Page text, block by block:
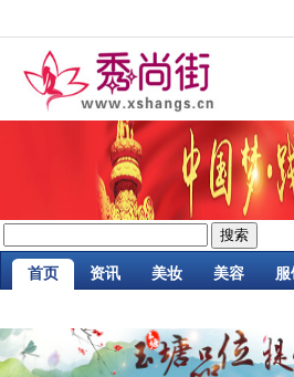
首页 资讯 美妆 美容